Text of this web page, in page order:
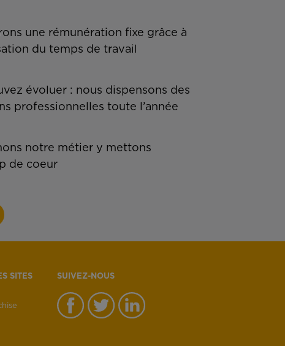
une rémunération fixe grâce à
du temps de travail
évoluer : nous dispensons des
professionnelles toute l’année
notre métier y mettons
de coeur
SITES SUIVEZ-NOUS